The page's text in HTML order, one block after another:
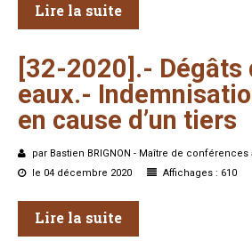
Lire la suite
[32-2020].- Dégâts
eaux.-
en cause d’un tiers
par Bastien BRIGNON - Maître de conférences
le 04 décembre 2020
Affichages : 610
Lire la suite